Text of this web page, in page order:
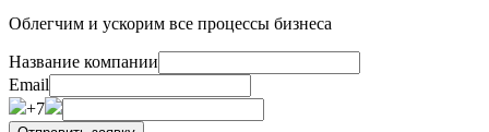
Облегчим и ускорим все процессы бизнеса
Название компании
Email
+7